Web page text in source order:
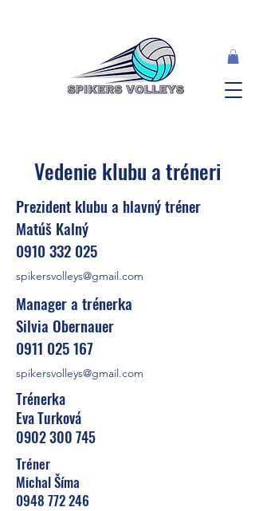
Vedenie klubu a tréneri
Prezident klubu a hlavný tréner
Matúš Kalný
0910 332 025
spikersvolleys@gmail.com
Manager a trénerka
Silvia Obernauer
0911 025 167
spikersvolleys@gmail.com
Trénerka
Eva Turková
0902 300 745
Tréner
Michal Šíma
0948 772 246